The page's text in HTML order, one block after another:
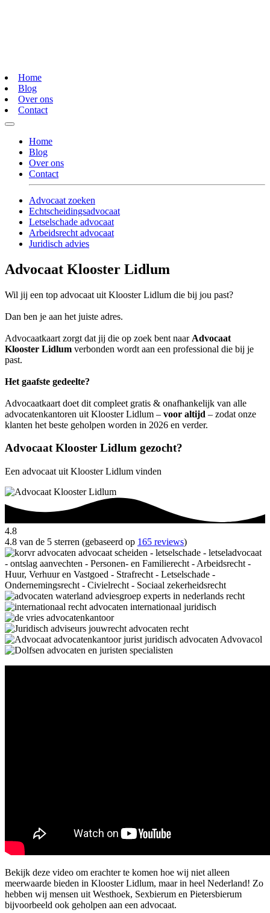
Home
Blog
Over ons
Contact
Home
Blog
Over ons
Contact
Advocaat zoeken
Echtscheidingsadvocaat
Letselschade advocaat
Arbeidsrecht advocaat
Juridisch advies
Advocaat Klooster Lidlum
Wil jij een top advocaat uit Klooster Lidlum die bij jou past?
Dan ben je aan het juiste adres.
Advocaatkaart zorgt dat jij die op zoek bent naar Advocaat
Klooster Lidlum verbonden wordt aan een professional die bij je
past.
Het gaafste gedeelte?
Advocaatkaart doet dit compleet gratis & onafhankelijk van alle
advocatenkantoren uit Klooster Lidlum – voor altijd – zodat onze
klanten het beste geholpen worden in 2026 en verder.
Advocaat Klooster Lidlum gezocht?
Een advocaat uit Klooster Lidlum vinden
4.8
4.8 van de 5 sterren (gebaseerd op 165 reviews)
Bekijk deze video om erachter te komen hoe wij niet alleen
meerwaarde bieden in Klooster Lidlum, maar in heel Nederland! Zo
hebben wij mensen uit Westhoek, Sexbierum en Pietersbierum
bijvoorbeeld ook geholpen aan een advocaat.